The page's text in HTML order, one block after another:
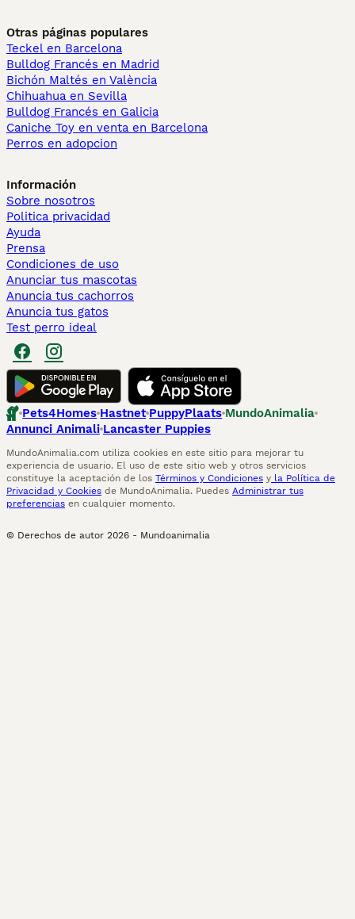
Otras páginas populares
Teckel en Barcelona
Bulldog Francés en Madrid
Bichón Maltés en València
Chihuahua en Sevilla
Bulldog Francés en Galicia
Caniche Toy en venta en Barcelona
Perros en adopcion
Información
Sobre nosotros
Politica privacidad
Ayuda
Prensa
Condiciones de uso
Anunciar tus mascotas
Anuncia tus cachorros
Anuncia tus gatos
Test perro ideal
Pets4Homes Hastnet PuppyPlaats MundoAnimalia
Annunci Animali Lancaster Puppies
MundoAnimalia.com utiliza cookies en este sitio para mejorar tu
experiencia de usuario. El uso de este sitio web y otros servicios
constituye la aceptación de los Términos y Condiciones y la Política de
Privacidad y Cookies de MundoAnimalia. Puedes Administrar tus
preferencias en cualquier momento.
© Derechos de autor 2026 - Mundoanimalia